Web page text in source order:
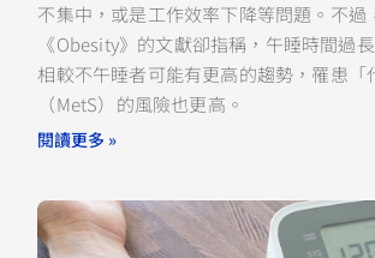
不集中，或是工作效率下降等問題。不過
《Obesity》的文獻卻指稱，午睡時間過
相較不午睡者可能有更高的趨勢，罹患「
（MetS）的風險也更高。
閱讀更多 »